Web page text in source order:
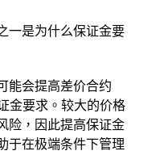
一是为什么保证金要
能会提高差价合约
金要求。较大的价格
险，因此提高保证金
于在极端条件下管理